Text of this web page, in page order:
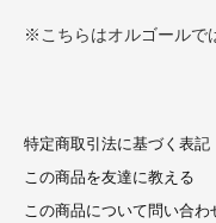
※こちらはオルゴールで
特定商取引法に基づく表記
この商品を友達に教える
この商品について問い合わ